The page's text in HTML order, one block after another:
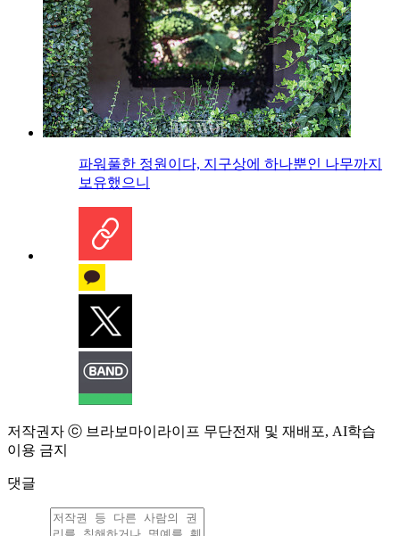
파워풀한 정원이다, 지구상에 하나뿐인 나무까지
보유했으니
저작권자 ⓒ 브라보마이라이프 무단전재 및 재배포, AI학습
이용 금지
댓글